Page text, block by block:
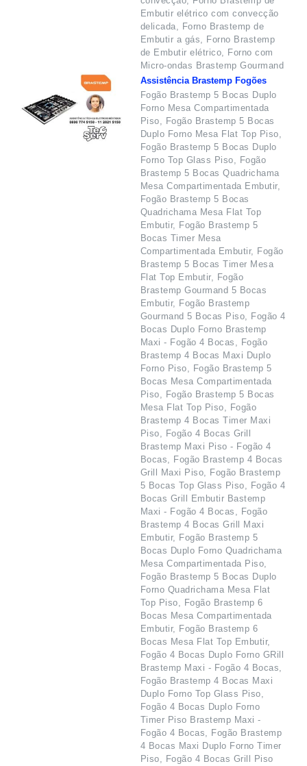
Embutir elétrico com convecção
delicada, Forno Brastemp de
Embutir a gás, Forno Brastemp
de Embutir elétrico, Forno com
Micro-ondas Brastemp Gourmand
Assistência Brastemp Fogões
Fogão Brastemp 5 Bocas Duplo
Forno Mesa Compartimentada
Piso, Fogão Brastemp 5 Bocas
Duplo Forno Mesa Flat Top Piso,
Fogão Brastemp 5 Bocas Duplo
Forno Top Glass Piso, Fogão
Brastemp 5 Bocas Quadrichama
Mesa Compartimentada Embutir,
Fogão Brastemp 5 Bocas
Quadrichama Mesa Flat Top
Embutir, Fogão Brastemp 5
Bocas Timer Mesa
Compartimentada Embutir, Fogão
Brastemp 5 Bocas Timer Mesa
Flat Top Embutir, Fogão
Brastemp Gourmand 5 Bocas
Embutir, Fogão Brastemp
Gourmand 5 Bocas Piso, Fogão 4
Bocas Duplo Forno Brastemp
Maxi - Fogão 4 Bocas, Fogão
Brastemp 4 Bocas Maxi Duplo
Forno Piso, Fogão Brastemp 5
Bocas Mesa Compartimentada
Piso, Fogão Brastemp 5 Bocas
Mesa Flat Top Piso, Fogão
Brastemp 4 Bocas Timer Maxi
Piso, Fogão 4 Bocas Grill
Brastemp Maxi Piso - Fogão 4
Bocas, Fogão Brastemp 4 Bocas
Grill Maxi Piso, Fogão Brastemp
5 Bocas Top Glass Piso, Fogão 4
Bocas Grill Embutir Bastemp
Maxi - Fogão 4 Bocas, Fogão
Brastemp 4 Bocas Grill Maxi
Embutir, Fogão Brastemp 5
Bocas Duplo Forno Quadrichama
Mesa Compartimentada Piso,
Fogão Brastemp 5 Bocas Duplo
Forno Quadrichama Mesa Flat
Top Piso, Fogão Brastemp 6
Bocas Mesa Compartimentada
Embutir, Fogão Brastemp 6
Bocas Mesa Flat Top Embutir,
Fogão 4 Bocas Duplo Forno GRill
Brastemp Maxi - Fogão 4 Bocas,
Fogão Brastemp 4 Bocas Maxi
Duplo Forno Top Glass Piso,
Fogão 4 Bocas Duplo Forno
Timer Piso Brastemp Maxi -
Fogão 4 Bocas, Fogão Brastemp
4 Bocas Maxi Duplo Forno Timer
Piso, Fogão 4 Bocas Grill Piso